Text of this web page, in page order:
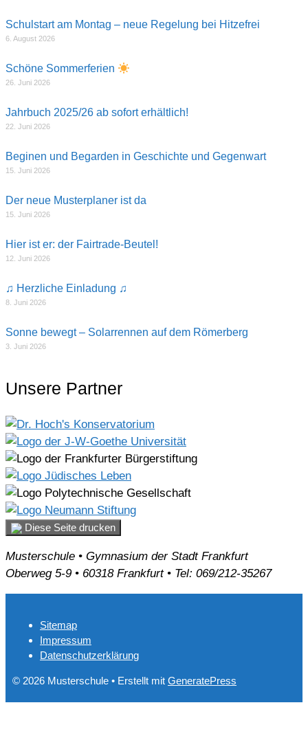
Schulstart am Montag – neue Regelung bei Hitzefrei
6. August 2026
Schöne Sommerferien
26. Juni 2026
Jahrbuch 2025/26 ab sofort erhältlich!
22. Juni 2026
Beginen und Begarden in Geschichte und Gegenwart
15. Juni 2026
Der neue Musterplaner ist da
15. Juni 2026
Hier ist er: der Fairtrade-Beutel!
12. Juni 2026
♫ Herzliche Einladung ♫
8. Juni 2026
Sonne bewegt – Solarrennen auf dem Römerberg
3. Juni 2026
Unsere Partner
Diese Seite drucken
Musterschule • Gymnasium der Stadt Frankfurt
Oberweg 5-9 • 60318 Frankfurt • Tel: 069/212-35267
Sitemap
Impressum
Datenschutzerklärung
© 2026 Musterschule • Erstellt mit GeneratePress